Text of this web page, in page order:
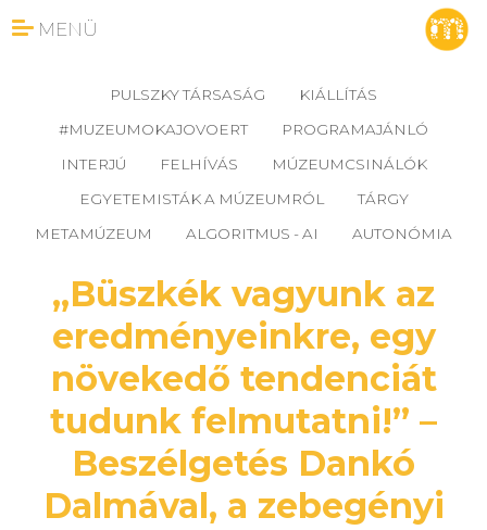
MENÜ
PULSZKY TÁRSASÁG
KIÁLLÍTÁS
#MUZEUMOKAJOVOERT
PROGRAMAJÁNLÓ
INTERJÚ
FELHÍVÁS
MÚZEUMCSINÁLÓK
EGYETEMISTÁK A MÚZEUMRÓL
TÁRGY
METAMÚZEUM
ALGORITMUS - AI AUTONÓMIA
„Büszkék vagyunk az
eredményeinkre, egy
növekedő tendenciát
tudunk felmutatni!” –
Beszélgetés Dankó
Dalmával, a zebegényi